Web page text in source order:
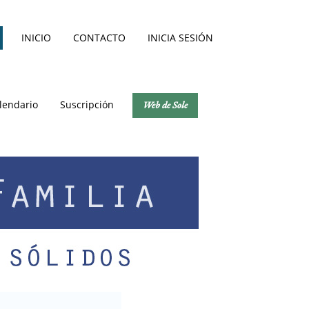
INICIO CONTACTO INICIA SESIÓN
Suscripción Web de Sole